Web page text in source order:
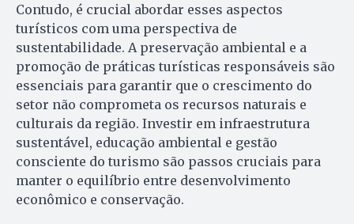
Contudo, é crucial abordar esses aspectos
turísticos com uma perspectiva de
sustentabilidade. A preservação ambiental e a
promoção de práticas turísticas responsáveis são
essenciais para garantir que o crescimento do
setor não comprometa os recursos naturais e
culturais da região. Investir em infraestrutura
sustentável, educação ambiental e gestão
consciente do turismo são passos cruciais para
manter o equilíbrio entre desenvolvimento
econômico e conservação.